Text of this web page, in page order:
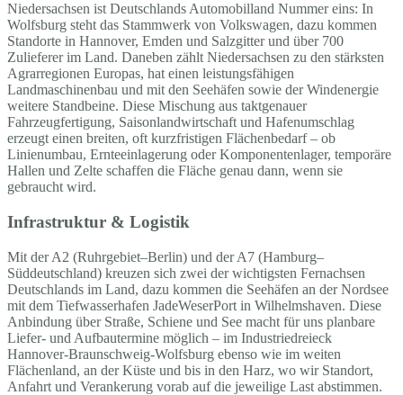
Niedersachsen ist Deutschlands Automobilland Nummer eins: In
Wolfsburg steht das Stammwerk von Volkswagen, dazu kommen
Standorte in Hannover, Emden und Salzgitter und über 700
Zulieferer im Land. Daneben zählt Niedersachsen zu den stärksten
Agrarregionen Europas, hat einen leistungsfähigen
Landmaschinenbau und mit den Seehäfen sowie der Windenergie
weitere Standbeine. Diese Mischung aus taktgenauer
Fahrzeugfertigung, Saisonlandwirtschaft und Hafenumschlag
erzeugt einen breiten, oft kurzfristigen Flächenbedarf – ob
Linienumbau, Ernteeinlagerung oder Komponentenlager, temporäre
Hallen und Zelte schaffen die Fläche genau dann, wenn sie
gebraucht wird.
Infrastruktur & Logistik
Mit der A2 (Ruhrgebiet–Berlin) und der A7 (Hamburg–
Süddeutschland) kreuzen sich zwei der wichtigsten Fernachsen
Deutschlands im Land, dazu kommen die Seehäfen an der Nordsee
mit dem Tiefwasserhafen JadeWeserPort in Wilhelmshaven. Diese
Anbindung über Straße, Schiene und See macht für uns planbare
Liefer- und Aufbautermine möglich – im Industriedreieck
Hannover-Braunschweig-Wolfsburg ebenso wie im weiten
Flächenland, an der Küste und bis in den Harz, wo wir Standort,
Anfahrt und Verankerung vorab auf die jeweilige Last abstimmen.